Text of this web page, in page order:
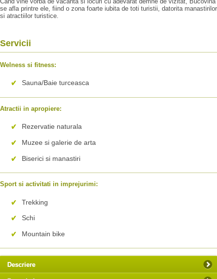
se afla printre ele, fiind o zona foarte iubita de toti turistii, datorita manastirilor
si atractiilor turistice.
Servicii
Welness si fitness:
Sauna/Baie turceasca
Atractii in apropiere:
Rezervatie naturala
Muzee si galerie de arta
Biserici si manastiri
Sport si activitati in imprejurimi:
Trekking
Schi
Mountain bike
Descriere